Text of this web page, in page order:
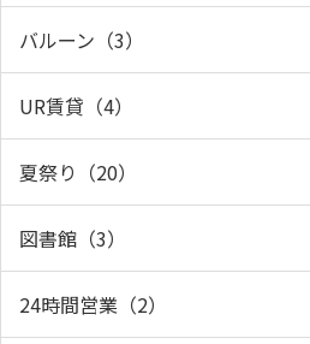
バルーン（3）
UR賃貸（4）
夏祭り（20）
図書館（3）
24時間営業（2）